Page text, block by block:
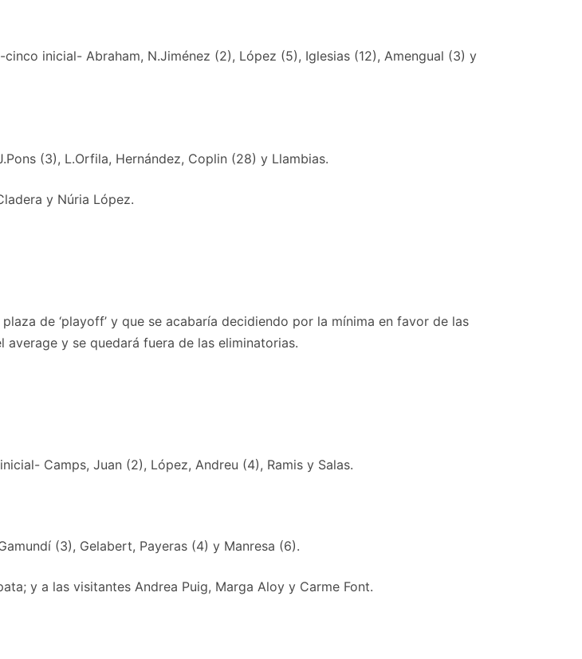
inicial- Abraham, N.Jiménez (2), López (5), Iglesias (12), Amengual (3) y
(3), L.Orfila, Hernández, Coplin (28) y Llambias.
y Núria López.
de ‘playoff’ y que se acabaría decidiendo por la mínima en favor de las
y se quedará fuera de las eliminatorias.
Camps, Juan (2), López, Andreu (4), Ramis y Salas.
(3), Gelabert, Payeras (4) y Manresa (6).
y a las visitantes Andrea Puig, Marga Aloy y Carme Font.